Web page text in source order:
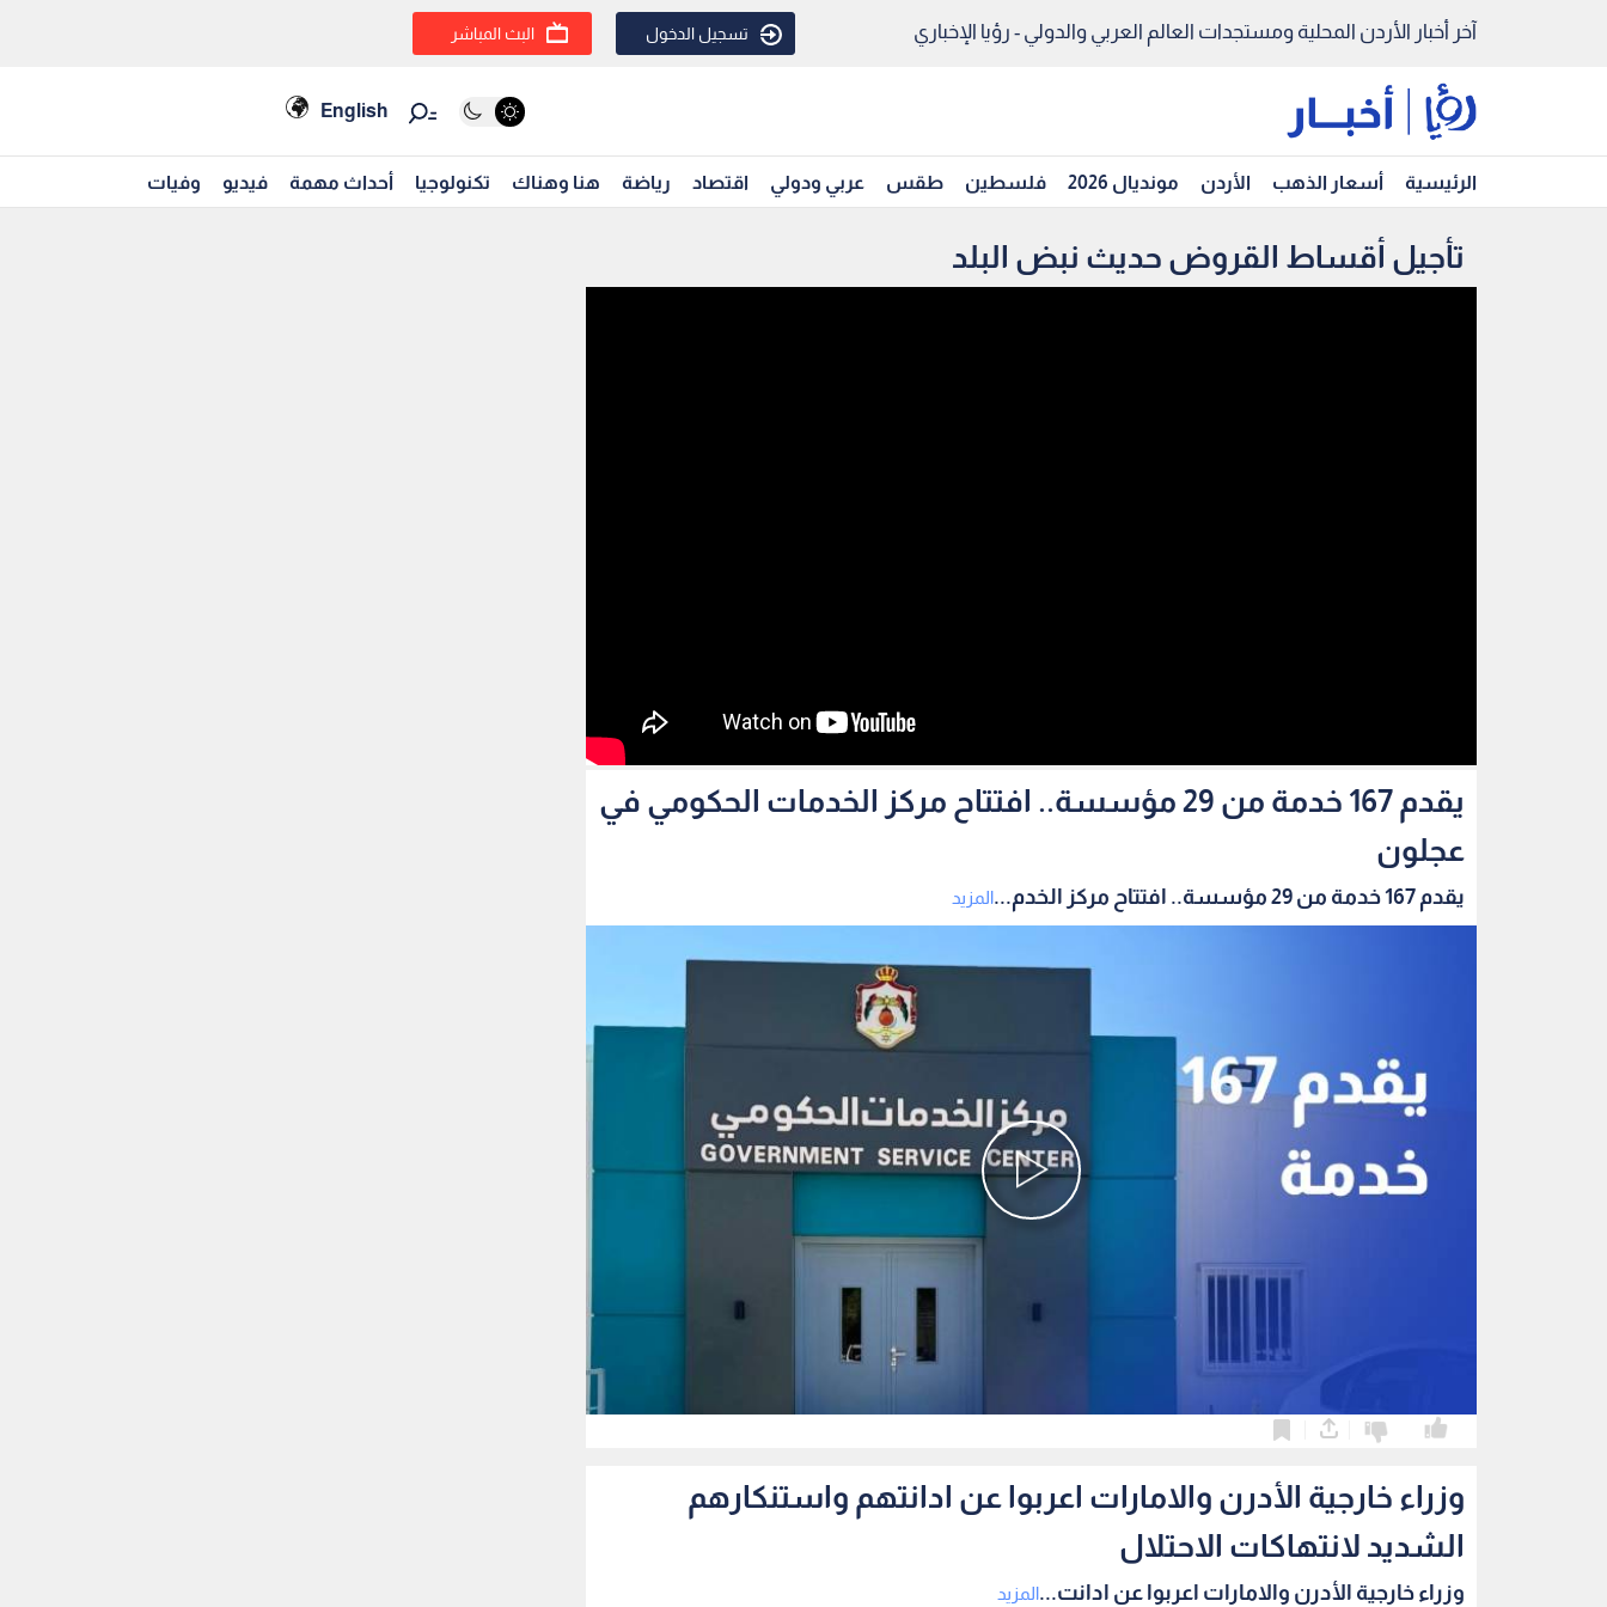
آخر أخبار الأردن المحلية ومستجدات العالم العربي والدولي - رؤيا الإخباري تسجيل الدخول البث المباشر
English
الرئيسية أسعار الذهب الأردن مونديال 2026 فلسطين طقس عربي ودولي اقتصاد رياضة هنا وهناك تكنولوجيا أحداث مهمة فيديو وفيات
تأجيل أقساط القروض حديث نبض البلد
يقدم 167 خدمة من 29 مؤسسة.. افتتاح مركز الخدمات الحكومي في
عجلون
يقدم 167 خدمة من 29 مؤسسة.. افتتاح مركز الخدم... المزيد
وزراء خارجية الأدرن والامارات اعربوا عن ادانتهم واستنكارهم
الشديد لانتهاكات الاحتلال
وزراء خارجية الأدرن والامارات اعربوا عن ادانت...المزيد